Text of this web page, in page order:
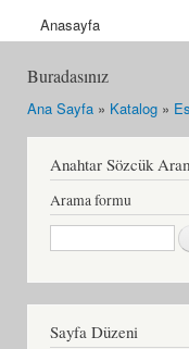
Anasayfa
Buradasınız
Ana Sayfa » Katalog »
Anahtar Sözcük
Arama formu
Ara
Sayfa Düzeni